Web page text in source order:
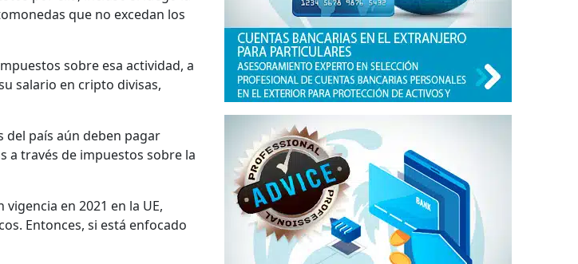
que no excedan los
sobre esa actividad, a
salario en cripto divisas,
del país aún deben pagar
a través de impuestos sobre la
en 2021 en la UE,
Entonces, si está enfocado